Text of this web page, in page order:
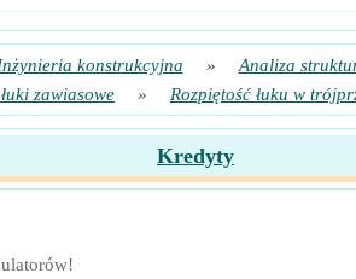
konstrukcyjna » Analiza
zawiasowe » Rozpiętość łuku w
Kredyty